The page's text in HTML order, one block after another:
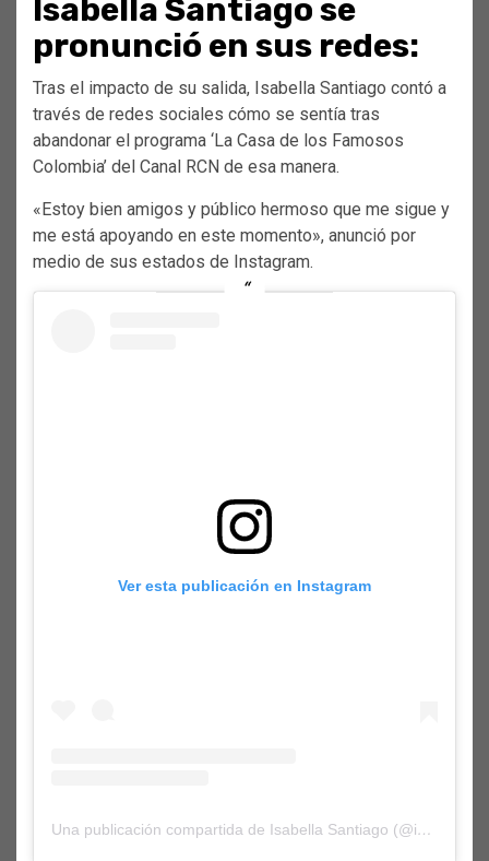
Isabella Santiago se
pronunció en sus redes:
Tras el impacto de su salida, Isabella Santiago contó a
través de redes sociales cómo se sentía tras
abandonar el programa ‘La Casa de los Famosos
Colombia’ del Canal RCN de esa manera.
«Estoy bien amigos y público hermoso que me sigue y
me está apoyando en este momento», anunció por
medio de sus estados de Instagram.
Ver esta publicación en Instagram
Una publicación compartida de Isabella Santiago (@isabella.san)